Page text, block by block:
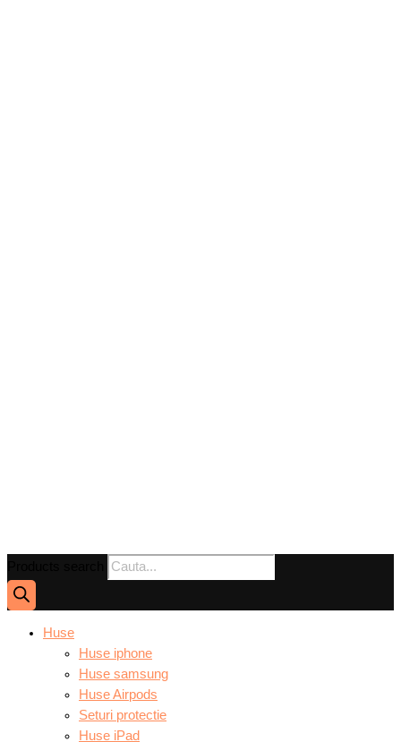
Huse
Huse iphone
Huse samsung
Huse Airpods
Seturi protectie
Huse iPad